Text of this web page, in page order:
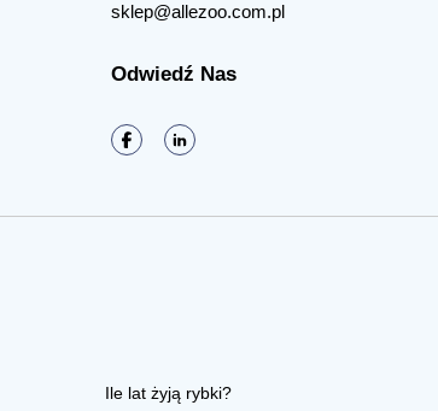
sklep@allezoo.com.pl
Odwiedź Nas
Ile lat żyją rybki?